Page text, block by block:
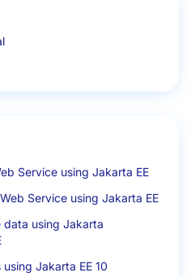
Service using Jakarta EE
Service using Jakarta EE
data using Jakarta
Jakarta EE 10